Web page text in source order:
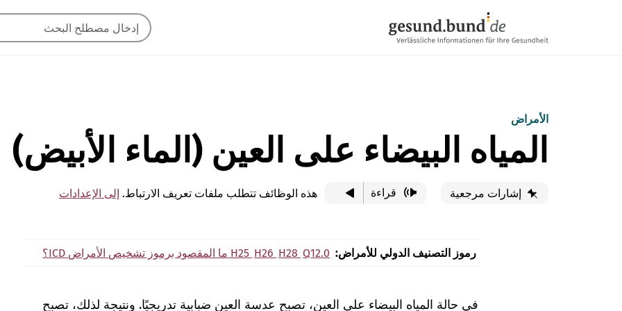
الأمراض
المياه البيضاء على العين (الماء الأبيض)
إشارات مرجعية قراءة هذه الوظائف تتطلب ملفات تعريف الارتباط. إلى الإعدادات
رموز التصنيف الدولي للأمراض: H25 H26 H28 Q12.0 ما المقصود برموز تشخيص الأمراض ICD؟
في حالة المياه البيضاء على العين، تصبح عدسة العين ضبابية تدريجيًا. ونتيجة لذلك، تصبح